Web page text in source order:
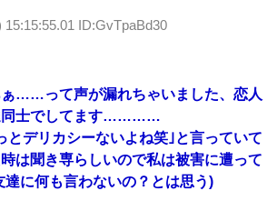
15:15:55.01 ID:GvTpaBd30
ぁ……って声が漏れちゃいました、恋人
同士でしてます…………
とデリカシーないよね笑｣と言っていて
は聞き専らしいので私は被害に遭って
達に何も言わないの？とは思う)